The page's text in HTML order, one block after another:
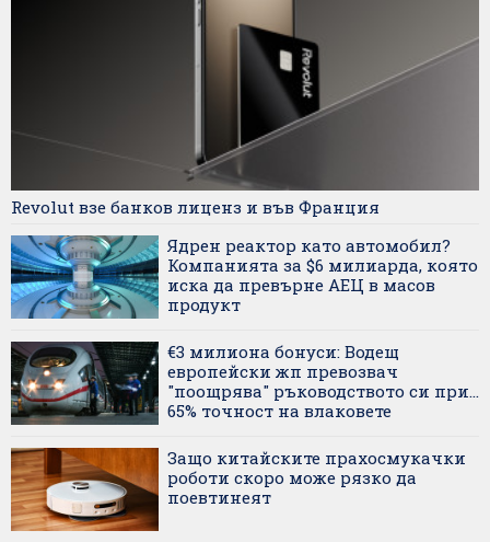
Revolut взе банков лиценз и във Франция
Ядрен реактор като автомобил?
Компанията за $6 милиарда, която
иска да превърне АЕЦ в масов
продукт
€3 милиона бонуси: Водещ
европейски жп превозвач
"поощрява" ръководството си при...
65% точност на влаковете
Защо китайските прахосмукачки
роботи скоро може рязко да
поевтинеят